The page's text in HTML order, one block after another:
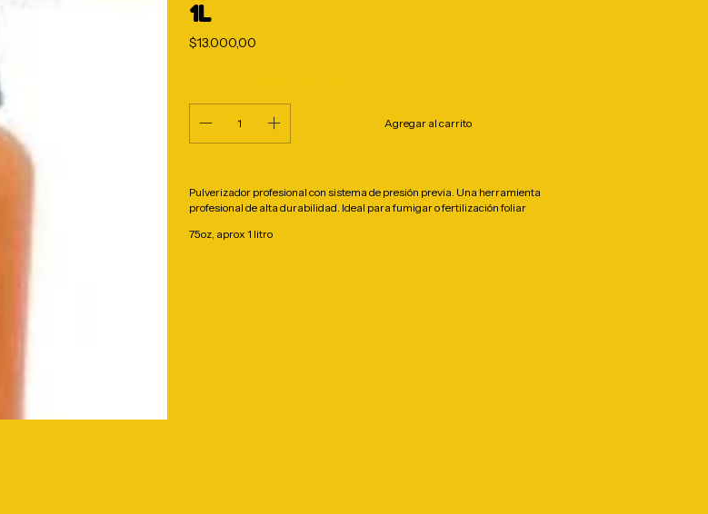
1L
$13.000,00
Pulverizador profesional con sistema de presión previa. Una herramienta
profesional de alta durabilidad. Ideal para fumigar o fertilización foliar
75oz, aprox 1 litro